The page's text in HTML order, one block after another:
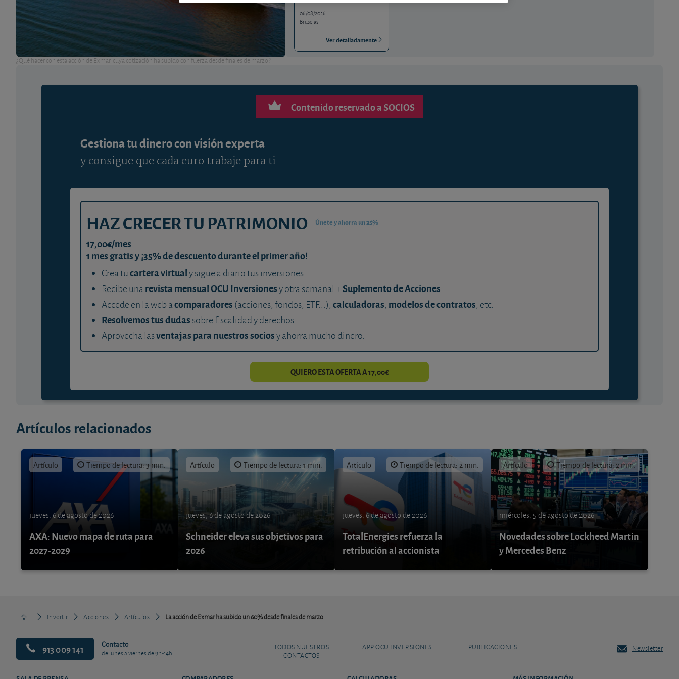
¿Qué hacer con esta acción de Exmar, cuya cotización ha subido con fuerza desde finales de marzo?
06/08/2026
Bruselas
Ver detalladamente
Contenido reservado a SOCIOS
Gestiona tu dinero con visión experta
y consigue que cada euro trabaje para ti
HAZ CRECER TU PATRIMONIO Únete y ahorra un 35%
17,00€/mes
1 mes gratis y ¡35% de descuento durante el primer año!
Crea tucartera virtualy sigue a diario tus inversiones.
Recibe unarevista mensual OCU Inversionesy otra semanal +Suplemento de Acciones.
Accede en la web acomparadores (acciones, fondos, ETF...), calculadoras, modelos de contratos, etc.
Resolvemos tus dudas sobre fiscalidad y derechos.
Aprovecha lasventajas para nuestros sociosy ahorra mucho dinero.
QUIERO ESTA OFERTA A 17,00€
Artículos relacionados
Artículo Tiempo de lectura: 3 min.
jueves, 6 de agosto de 2026
AXA: Nuevo mapa de ruta para
2027-2029
Artículo Tiempo de lectura: 1 min.
jueves, 6 de agosto de 2026
Schneider eleva sus objetivos para
2026
Artículo Tiempo de lectura: 2 min.
jueves, 6 de agosto de 2026
TotalEnergies refuerza la
retribución al accionista
Artículo Tiempo de lectura: 2 min.
miércoles, 5 de agosto de 2026
Novedades sobre Lockheed Martin
y Mercedes Benz
Invertir Acciones Artículos La acción de Exmar ha subido un 60% desde finales de marzo
913 009 141 Contacto
de lunes a viernes de 9h-14h
TODOS NUESTROS
CONTACTOS
APP OCU INVERSIONES PUBLICACIONES Newsletter